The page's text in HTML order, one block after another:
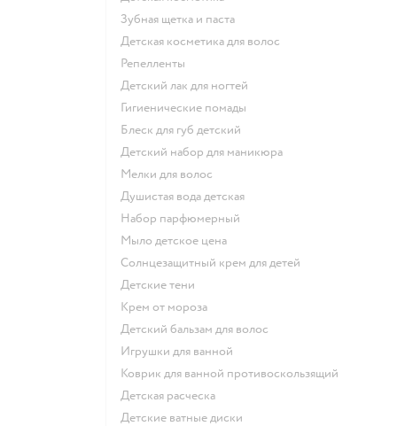
зубная щетка и паста
детская косметика для волос
репелленты
детский лак для ногтей
гигиенические помады
блеск для губ детский
детский набор для маникюра
мелки для волос
душистая вода детская
набор парфюмерный
мыло детское цена
солнцезащитный крем для детей
детские тени
крем от мороза
детский бальзам для волос
игрушки для ванной
коврик для ванной противоскользящий
детская расческа
детские ватные диски